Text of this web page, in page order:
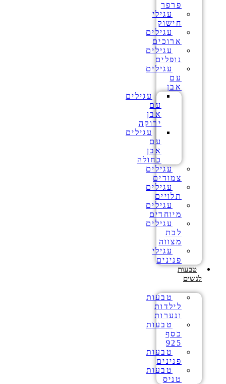
פרפר
עגילי
חישוק
עגילים
ארוכים
עגילים
נופלים
עגילים
עם
אבן
עגילים
עם
אבן
ירוקה
עגילים
עם
אבן
כחולה
עגילים
צמודים
עגילים
תלויים
עגילים
מיוחדים
עגילים
לבת
מצווה
עגילי
פנינים
טבעות
לנשים
טבעות
לילדות
ונערות
טבעות
כסף
925
טבעות
פנינים
טבעות
טניס